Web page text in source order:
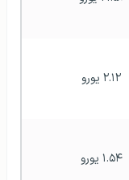
۲.۱۲ یورو
۱.۵۴ یورو